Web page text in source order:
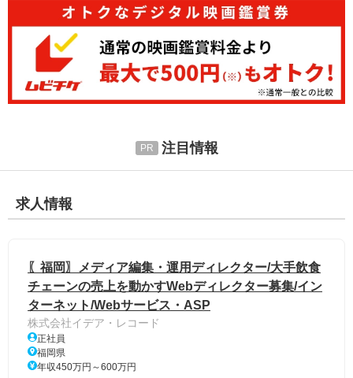
注目情報
求人情報
〖福岡〗メディア編集・運用ディレクター/大手飲食
チェーンの売上を動かすWebディレクター募集/イン
ターネット/Webサービス・ASP
株式会社イデア・レコード
正社員
福岡県
年収450万円～600万円